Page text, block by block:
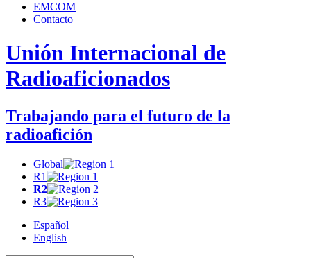
EMCOM
Contacto
Unión Internacional de
Radioaficionados
Trabajando para el futuro de la
radioafición
Global
R1
R2
R3
Español
English